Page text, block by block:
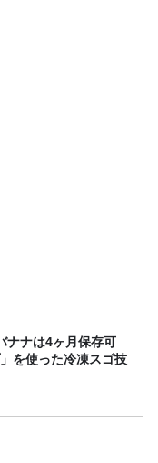
ナナは4ヶ月保存可
を使った冷凍スゴ技